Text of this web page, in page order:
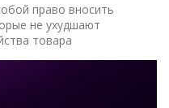
право вносить
не ухудшают
товара